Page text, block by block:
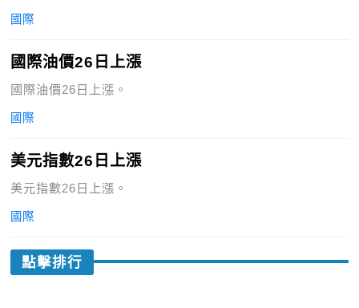
國際
國際油價26日上漲
國際油價26日上漲。
國際
美元指數26日上漲
美元指數26日上漲。
國際
點擊排行